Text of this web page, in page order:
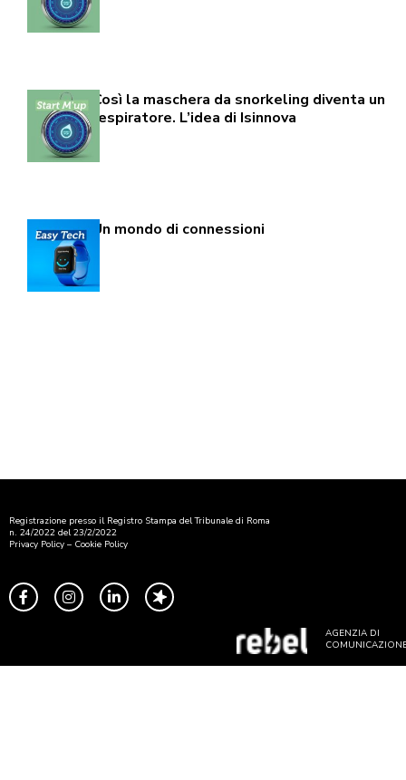
Così la maschera da snorkeling diventa un
respiratore. L’idea di Isinnova
Un mondo di connessioni
Registrazione presso il Registro Stampa del Tribunale di Roma
n. 24/2022 del 23/2/2022
Privacy Policy – Cookie Policy
AGENZIA DI